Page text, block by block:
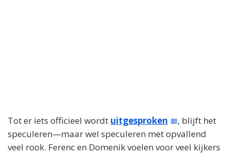
Tot er iets officieel wordt uitgesproken
, blijft het
speculeren—maar wel speculeren met opvallend
veel rook. Ferenc en Domenik voelen voor veel kijkers